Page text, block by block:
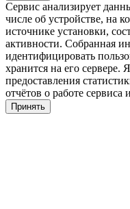
Сервис анализирует
числе об устройстве, на
источнике установки,
активности. Собранная
идентифицировать
хранится на его сервере.
предоставления
отчётов о работе сервиса
Принять